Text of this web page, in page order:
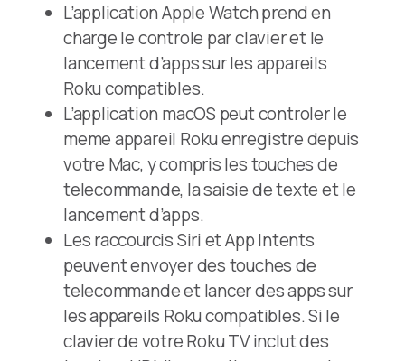
L’application Apple Watch prend en
charge le controle par clavier et le
lancement d’apps sur les appareils
Roku compatibles.
L’application macOS peut controler le
meme appareil Roku enregistre depuis
votre Mac, y compris les touches de
telecommande, la saisie de texte et le
lancement d’apps.
Les raccourcis Siri et App Intents
peuvent envoyer des touches de
telecommande et lancer des apps sur
les appareils Roku compatibles. Si le
clavier de votre Roku TV inclut des